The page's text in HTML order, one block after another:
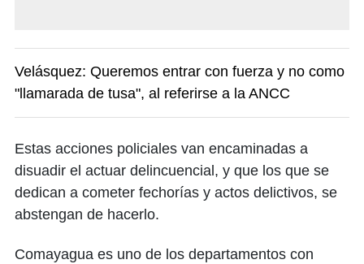
Velásquez: Queremos entrar con fuerza y no como
"llamarada de tusa", al referirse a la ANCC
Estas acciones policiales van encaminadas a
disuadir el actuar delincuencial, y que los que se
dedican a cometer fechorías y actos delictivos, se
abstengan de hacerlo.
Comayagua es uno de los departamentos con